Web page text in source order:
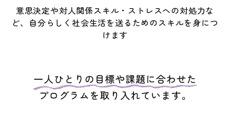
意思決定や対人関係スキル・ストレスへの対処力な
ど、自分らしく社会生活を送るためのスキルを身につ
けます